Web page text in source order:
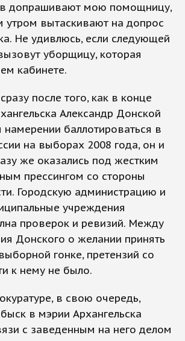
допрашивают мою помощницу,
утром вытаскивают на допрос
Не удивлюсь, если следующей
уборщицу, которая
кабинете.
после того, как в конце
Александр Донской
баллотироваться в
на выборах 2008 года, он и
же оказались под жестким
прессингом со стороны
Городскую администрацию и
учреждения
проверок и ревизий. Между
Донского о желании принять
гонке, претензий со
к нему не было.
в свою очередь,
в мэрии Архангельска
с заведенным на него делом